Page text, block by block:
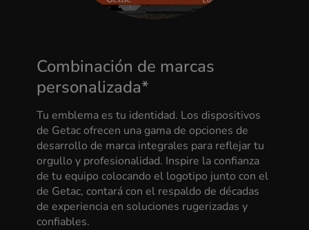
Combinación de marcas
personalizada*
Tu emblema es tu identidad. Los dispositivos
de Getac ofrecen una gama de opciones de
desarrollo de marca integrales para reflejar tu
orgullo y profesionalidad. Inspire la confianza
de tu equipo colocando el logotipo junto con el
de Getac, contará con el respaldo de décadas
de experiencia en soluciones rugerizadas y
confiables.